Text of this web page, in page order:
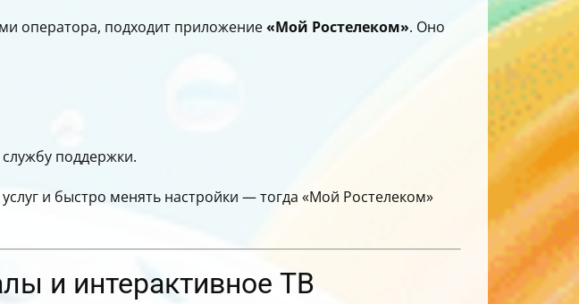
оператора, подходит приложение«Мой Ростелеком». Оно
поддержки.
и быстро менять настройки — тогда «Мой Ростелеком»
и интерактивное ТВ